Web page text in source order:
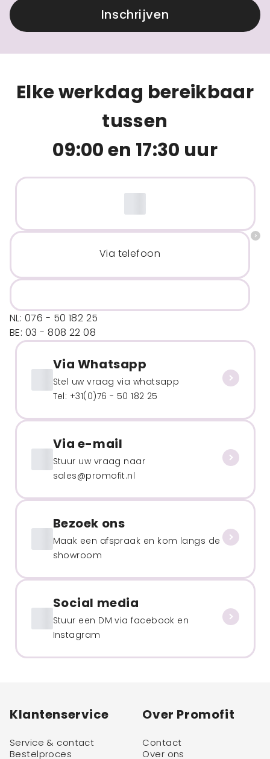
Inschrijven
Elke werkdag bereikbaar
tussen
09:00 en 17:30 uur
Via telefoon
NL: 076 - 50 182 25
BE: 03 - 808 22 08
Via Whatsapp
Stel uw vraag via whatsapp
Tel: +31(0)76 - 50 182 25
Via e-mail
Stuur uw vraag naar
sales@promofit.nl
Bezoek ons
Maak een afspraak en kom langs de
showroom
Social media
Stuur een DM via facebook en
Instagram
Klantenservice
Service & contact
Bestelproces
Over Promofit
Contact
Over ons